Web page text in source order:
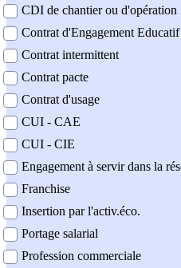
CDI de chantier ou d'opération
Contrat d'Engagement Educatif
Contrat intermittent
Contrat pacte
Contrat d'usage
CUI - CAE
CUI - CIE
Engagement à servir dans la
Franchise
Insertion par l'activ.éco.
Portage salarial
Profession commerciale